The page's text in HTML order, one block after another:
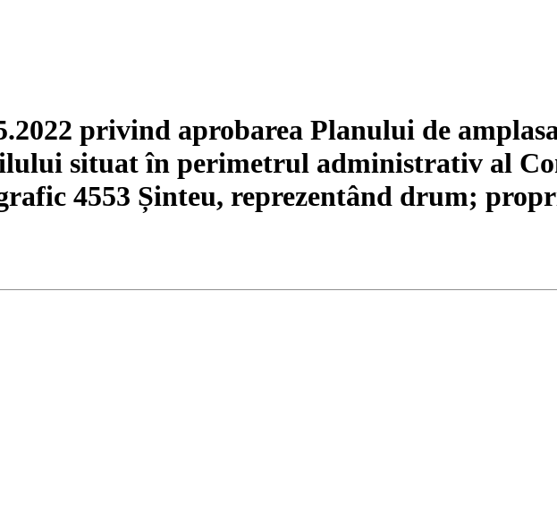
privind aprobarea Planului de
situat în perimetrul administrativ al
4553 Șinteu, reprezentând drum;